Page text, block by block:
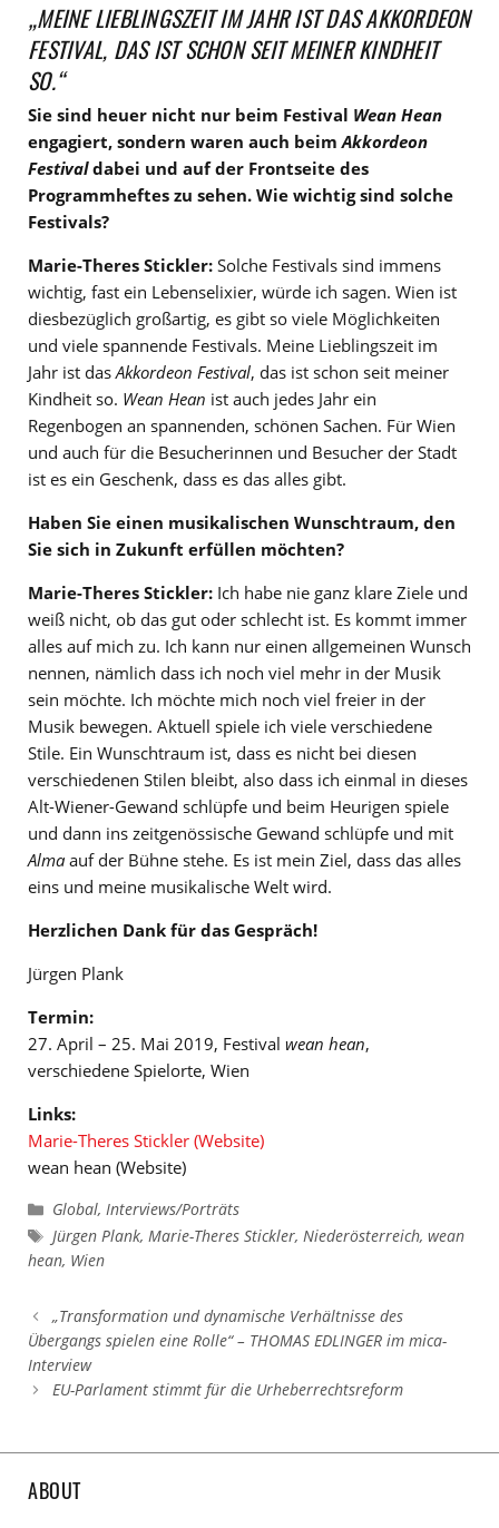
„MEINE LIEBLINGSZEIT IM JAHR IST DAS AKKORDEON
FESTIVAL, DAS IST SCHON SEIT MEINER KINDHEIT
SO.“
Sie sind heuer nicht nur beim Festival Wean Hean
engagiert, sondern waren auch beimAkkordeon
Festivaldabei und auf der Frontseite des
Programmheftes zu sehen. Wie wichtig sind solche
Festivals?
Marie-Theres Stickler: Solche Festivals sind immens
wichtig, fast ein Lebenselixier, würde ich sagen. Wien ist
diesbezüglich großartig, es gibt so viele Möglichkeiten
und viele spannende Festivals. Meine Lieblingszeit im
Jahr ist dasAkkordeon Festival, das ist schon seit meiner
Kindheit so. Wean Hean ist auch jedes Jahr ein
Regenbogen an spannenden, schönen Sachen. Für Wien
und auch für die Besucherinnen und Besucher der Stadt
ist es ein Geschenk, dass es das alles gibt.
Haben Sie einen musikalischen Wunschtraum, den
Sie sich in Zukunft erfüllen möchten?
Marie-Theres Stickler: Ich habe nie ganz klare Ziele und
weiß nicht, ob das gut oder schlecht ist. Es kommt immer
alles auf mich zu. Ich kann nur einen allgemeinen Wunsch
nennen, nämlich dass ich noch viel mehr in der Musik
sein möchte. Ich möchte mich noch viel freier in der
Musik bewegen. Aktuell spiele ich viele verschiedene
Stile. Ein Wunschtraum ist, dass es nicht bei diesen
verschiedenen Stilen bleibt, also dass ich einmal in dieses
Alt-Wiener-Gewand schlüpfe und beim Heurigen spiele
und dann ins zeitgenössische Gewand schlüpfe und mit
Alma auf der Bühne stehe. Es ist mein Ziel, dass das alles
eins und meine musikalische Welt wird.
Herzlichen Dank für das Gespräch!
Jürgen Plank
Termin:
27. April – 25. Mai 2019, Festival wean hean,
verschiedene Spielorte, Wien
Links:
Marie-Theres Stickler (Website)
wean hean (Website)
Kategorien
Global,Interviews/Porträts
Schlagwörter
Jürgen Plank,Marie-Theres Stickler,Niederösterreich,wean
hean, Wien
„Transformation und dynamische Verhältnisse des
Übergangs spielen eine Rolle“ – THOMAS EDLINGER im mica-
Interview
EU-Parlament stimmt für die Urheberrechtsreform
ABOUT